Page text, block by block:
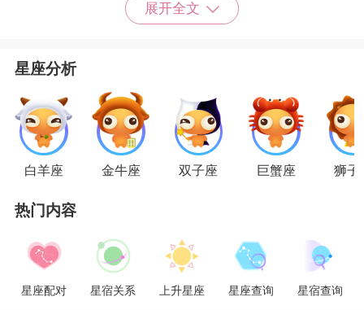
是为了自己的家庭和丈夫付出了很
很较真。双鱼生来热爱浪漫，对方的浪漫真的会让
双鱼女记住这个人，即便双鱼女不能和对方在一
起，也还是带着一颗真诚的心，双鱼女是为爱而生
的，在人生的长河中，能够遇到一个知己，不管是
心。但是呢，双鱼女虽然是很痴情的，有时候却表
现的很逃避现实，很逃避责任。这也让双鱼女生活
上并不是很幸福，多情难免会被伤害的。爱情不见
得一直美好，有时候双鱼女飞蛾扑火似的爱情，感
展开全文
星座分析
白羊座 金牛座 双子座 巨蟹座 狮子
热门内容
星座配对 星宿关系 上升星座 星座查询 星宿查询